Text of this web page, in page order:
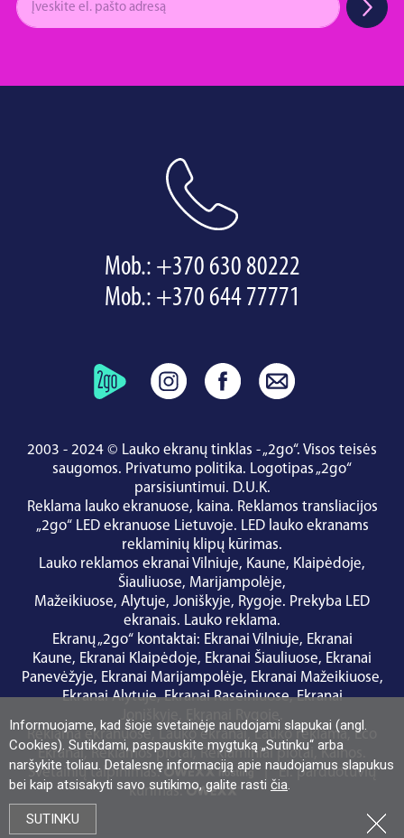
Informuojame, kad šioje svetainėje naudojami slapukai (angl.
Cookies). Sutikdami, paspauskite mygtuką „Sutinku“ arba
naršykite toliau. Detalesnę informaciją apie naudojamus slapukus
bei kaip atsisakyti savo sutikimo, galite rasti čia.
SUTINKU
Mob.: +370 630 80222
Mob.: +370 644 77771
2003 - 2024 © Lauko ekranų tinklas - „2go“. Visos teisės
saugomos. Privatumo politika. Logotipas „2go“
parsisiuntimui. D.U.K.
Reklama lauko ekranuose, kaina. Reklamos transliacijos
„2go“ LED ekranuose Lietuvoje. LED lauko ekranams
reklaminių klipų kūrimas.
Lauko reklamos ekranai Vilniuje, Kaune, Klaipėdoje,
Šiauliuose, Marijampolėje,
Mažeikiuose, Alytuje, Joniškyje, Rygoje. Prekyba LED
ekranais. Lauko reklama.
Ekranų „2go“ kontaktai: Ekranai Vilniuje, Ekranai
Kaune, Ekranai Klaipėdoje, Ekranai Šiauliuose, Ekranai
Panevėžyje, Ekranai Marijampolėje, Ekranai Mažeikiuose,
Ekranai Alytuje,Ekranai Raseiniuose,Ekranai
Joniškyje
Reklama ekranuose ,Lauko ekranai,Lauko reklama,Eco
Ekranai,Reklamos plotai,Reklaminiai plotai ,Kainos
Svetainių talpinimas:
|El. parduotuvių
kūrimas: